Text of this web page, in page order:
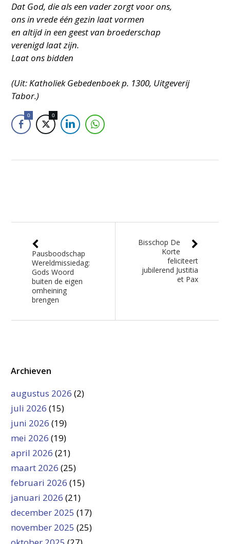
Dat God, die als een vader zorgt voor ons,
ons in vrede één gezin laat vormen
en altijd in een geest van broederschap
verenigd laat zijn.
Laat ons bidden
(Uit: Katholiek Gebedenboek p. 1300, Uitgeverij
Tabor.)
0 0
Pausboodschap
Wereldmissiedag:
Gods Woord
buiten de eigen
omheining
brengen
Bisschop De
Korte
feliciteert
jubilerend Justitia
et Pax
Archieven
augustus 2026 (2)
juli 2026 (15)
juni 2026 (19)
mei 2026 (19)
april 2026 (21)
maart 2026 (25)
februari 2026 (15)
januari 2026 (21)
december 2025 (17)
november 2025 (25)